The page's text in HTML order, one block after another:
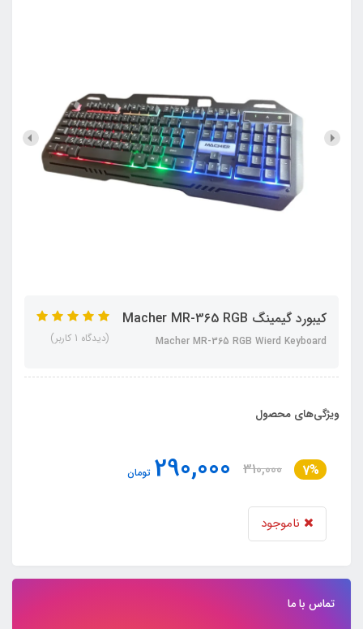
کیبورد گیمینگ Macher MR-365 RGB
Macher MR-365 RGB Wierd Keyboard (دیدگاه 1 کاربر)
ویژگی‌های محصول
7%
310,000
290,000 تومان
ناموجود
تماس با ما